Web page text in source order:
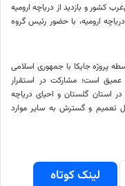
کشور و بازدید از دریاچه ارومیه
ارومیه، با حضور رئیس گروه
جایکا با جمهوری اسلامی
است؛ مشارکت در استقرار
استان گلستان و احیای دریاچه
تعمیم و گسترش به سایر موارد
لینک کوتاه